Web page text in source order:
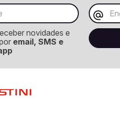
novidades e
email, SMS e